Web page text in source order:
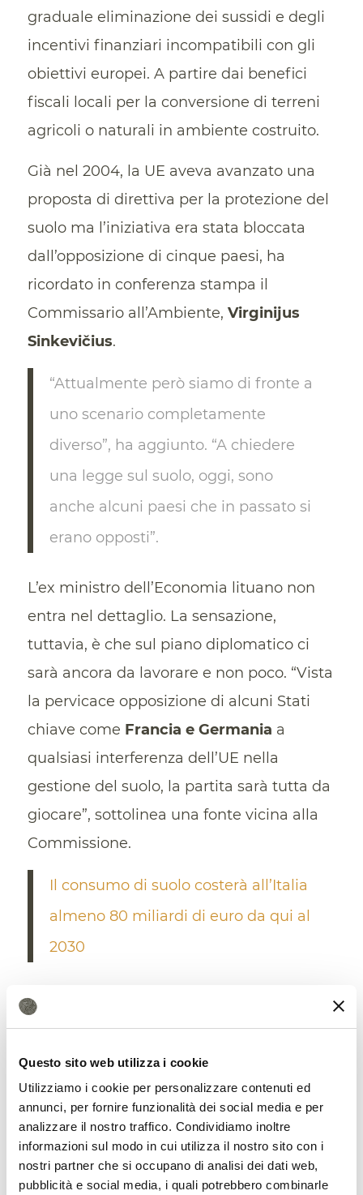
Questo sito web utilizza i cookie
Utilizziamo i cookie per personalizzare contenuti ed
annunci, per fornire funzionalità dei social media e per
analizzare il nostro traffico. Condividiamo inoltre
informazioni sul modo in cui utilizza il nostro sito con i
nostri partner che si occupano di analisi dei dati web,
pubblicità e social media, i quali potrebbero combinarle
graduale eliminazione dei sussidi e degli
incentivi finanziari incompatibili con gli
obiettivi europei. A partire dai benefici
fiscali locali per la conversione di terreni
agricoli o naturali in ambiente costruito.
Già nel 2004, la UE aveva avanzato una
proposta di direttiva per la protezione del
suolo ma l’iniziativa era stata bloccata
dall’opposizione di cinque paesi, ha
ricordato in conferenza stampa il
Commissario all’Ambiente, Virginijus
Sinkevičius.
“Attualmente però siamo di fronte a
uno scenario completamente
diverso”, ha aggiunto. “A chiedere
una legge sul suolo, oggi, sono
anche alcuni paesi che in passato si
erano opposti”.
L’ex ministro dell’Economia lituano non
entra nel dettaglio. La sensazione,
tuttavia, è che sul piano diplomatico ci
sarà ancora da lavorare e non poco. “Vista
la pervicace opposizione di alcuni Stati
chiave come Francia e Germania a
qualsiasi interferenza dell’UE nella
gestione del suolo, la partita sarà tutta da
giocare”, sottolinea una fonte vicina alla
Commissione.
Il consumo di suolo costerà all’Italia
almeno 80 miliardi di euro da qui al
2030
Più attenzione alla materia
organica, meno fertilizzanti
La bozza, nel frattempo, fornisce dettagli
interessanti in merito al piano europeo.
Nel testo, ad esempio, si sottolineano i